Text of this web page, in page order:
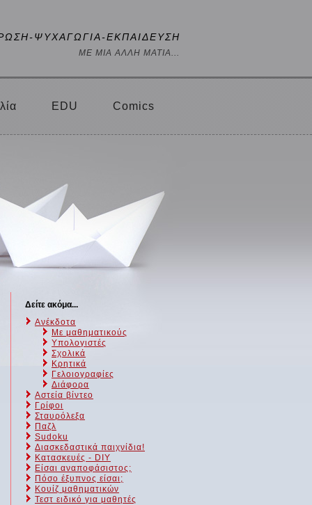
ΨΥΧΑΓΩΓΙΑ-ΕΚΠΑΙΔΕΥΣΗ
ΜΕ ΜΙΑ ΑΛΛΗ ΜΑΤΙΑ...
EDU Comics
Δείτε ακόμα...
Ανέκδοτα
Με μαθηματικούς
Υπολογιστές
Σχολικά
Κρητικά
Γελοιογραφίες
Διάφορα
Αστεία βίντεο
Γρίφοι
Σταυρόλεξα
Παζλ
Sudoku
Διασκεδαστικά παιχνίδια!
Κατασκευές - DIY
Είσαι αναποφάσιστος;
Πόσο έξυπνος είσαι;
Kουίζ μαθηματικών
Τεστ ειδικό για μαθητές